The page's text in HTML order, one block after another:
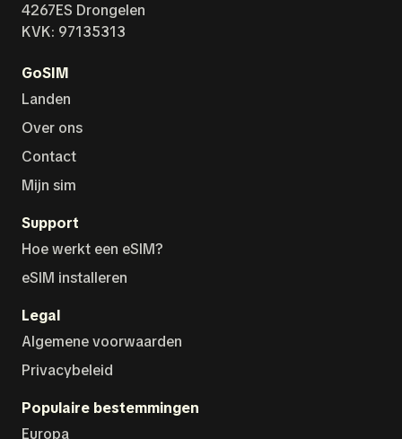
4267ES Drongelen
KVK: 97135313
GoSIM
Landen
Over ons
Contact
Mijn sim
Support
Hoe werkt een eSIM?
eSIM installeren
Legal
Algemene voorwaarden
Privacybeleid
Populaire bestemmingen
Europa